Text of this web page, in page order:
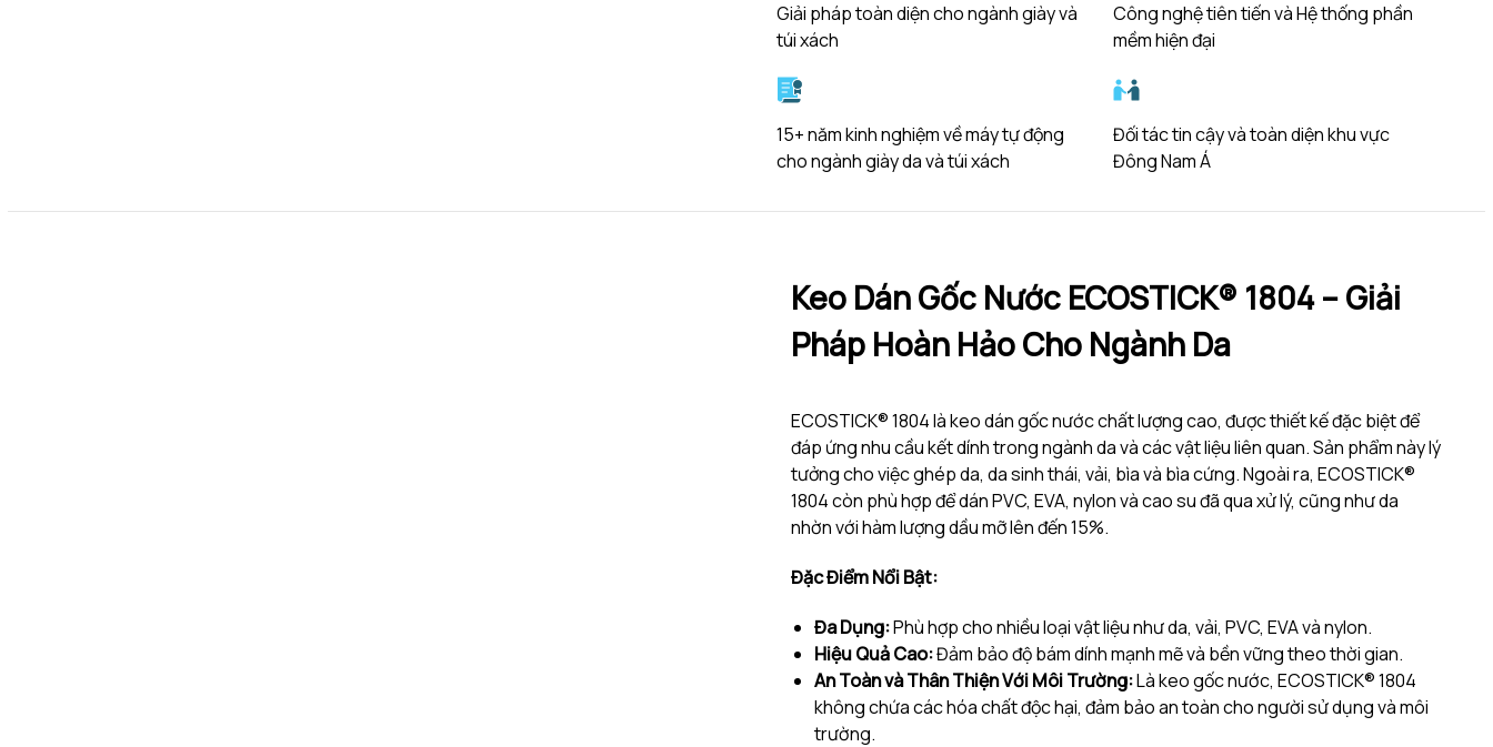
Giải pháp toàn diện cho ngành giày và
túi xách
Công nghệ tiên tiến và Hệ thống phần
mềm hiện đại
15+ năm kinh nghiệm về máy tự động
cho ngành giày da và túi xách
Đối tác tin cậy và toàn diện khu vực
Đông Nam Á
Keo Dán Gốc Nước ECOSTICK® 1804 – Giải
Pháp Hoàn Hảo Cho Ngành Da
ECOSTICK® 1804 là keo dán gốc nước chất lượng cao, được thiết kế đặc biệt để
đáp ứng nhu cầu kết dính trong ngành da và các vật liệu liên quan.Sản phẩm này lý
tưởng cho việc ghép da, da sinh thái, vải, bìa và bìa cứng.Ngoài ra, ECOSTICK®
1804 còn phù hợp để dán PVC, EVA, nylon và cao su đã qua xử lý, cũng như da
nhờn với hàm lượng dầu mỡ lên đến 15%.
Đặc Điểm Nổi Bật:
Đa Dụng:Phù hợp cho nhiều loại vật liệu như da, vải, PVC, EVA và nylon.
Hiệu Quả Cao:Đảm bảo độ bám dính mạnh mẽ và bền vững theo thời gian.
An Toàn và Thân Thiện Với Môi Trường:Là keo gốc nước, ECOSTICK® 1804
không chứa các hóa chất độc hại, đảm bảo an toàn cho người sử dụng và môi
trường.